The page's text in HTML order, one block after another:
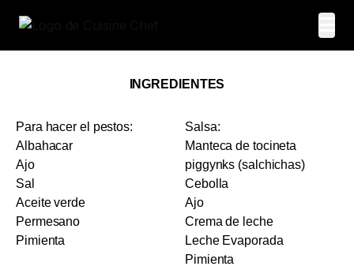
INGREDIENTES
Para hacer el pestos:
Albahacar
Ajo
Sal
Aceite verde
Permesano
Pimienta
Salsa:
Manteca de tocineta
piggynks (salchichas)
Cebolla
Ajo
Crema de leche
Leche Evaporada
Pimienta